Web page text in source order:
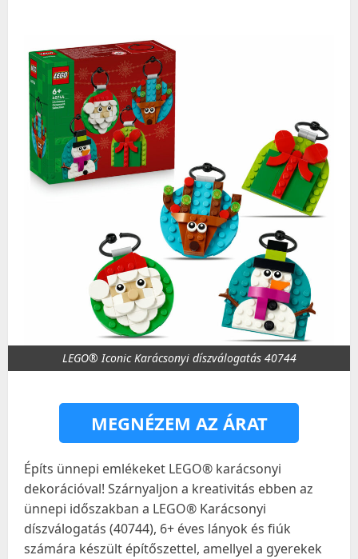
LEGO® Iconic Karácsonyi díszválogatás 40744
MEGNÉZEM AZ ÁRAT
Építs ünnepi emlékeket LEGO® karácsonyi
dekorációval! Szárnyaljon a kreativitás ebben az
ünnepi időszakban a LEGO® Karácsonyi
díszválogatás (40744), 6+ éves lányok és fiúk
számára készült építőszettel, amellyel a gyerekek